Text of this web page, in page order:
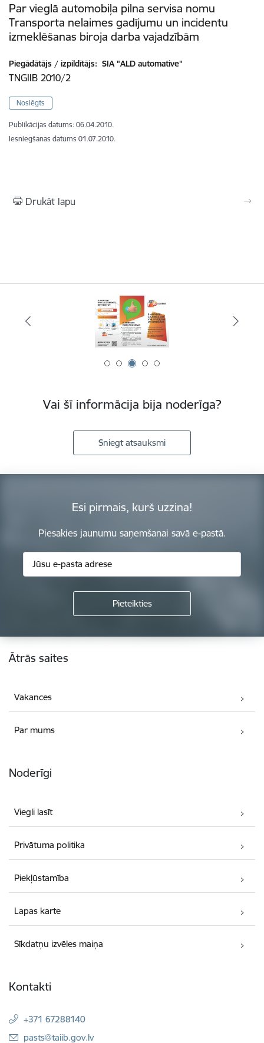
Par vieglā automobiļa pilna servisa nomu
Transporta nelaimes gadījumu un incidentu
izmeklēšanas biroja darba vajadzībām
Piegādātājs / izpildītājs: SIA "ALD automative"
TNGIIB 2010/2
Noslēgts
Publikācijas datums: 06.04.2010.
Iesniegšanas datums 01.07.2010.
Drukāt lapu
Vai šī informācija bija noderīga?
Sniegt atsauksmi
Esi pirmais, kurš uzzina!
Piesakies jaunumu saņemšanai savā e-pastā.
Kājene
Ātrās saites
Vakances
Par mums
Noderīgi
Viegli lasīt
Privātuma politika
Piekļūstamība
Lapas karte
Sīkdatņu izvēles maiņa
Kontakti
+371 67288140
E-pasts:
pasts@taiib.gov.lv